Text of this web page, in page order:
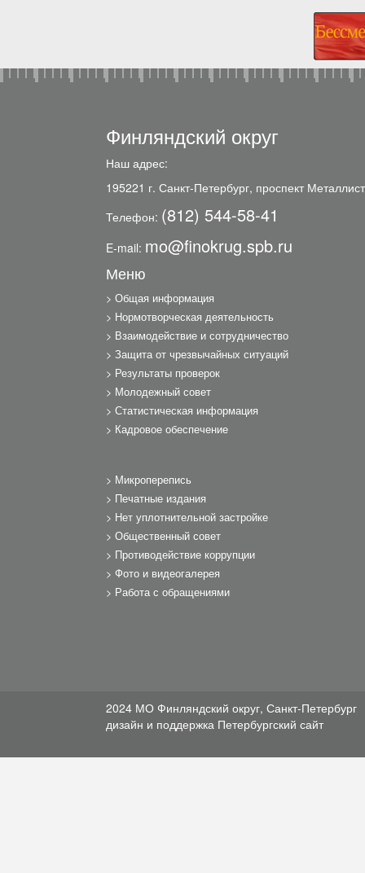
Финляндский округ
Наш адрес:
195221 г. Санкт-Петербург, проспект
Телефон: (812) 544-58-41
E-mail: mo@finokrug.spb.ru
Меню
Общая информация
Нормотворческая деятельность
Взаимодействие и сотрудничество
Защита от чрезвычайных ситуаций
Результаты проверок
Молодежный совет
Статистическая информация
Кадровое обеспечение
Микроперепись
Печатные издания
Нет уплотнительной застройке
Общественный совет
Противодействие коррупции
Фото и видеогалерея
Работа с обращениями
2024 МО Финляндский округ, Санкт-Петербург
дизайн и поддержка Петербургский сайт